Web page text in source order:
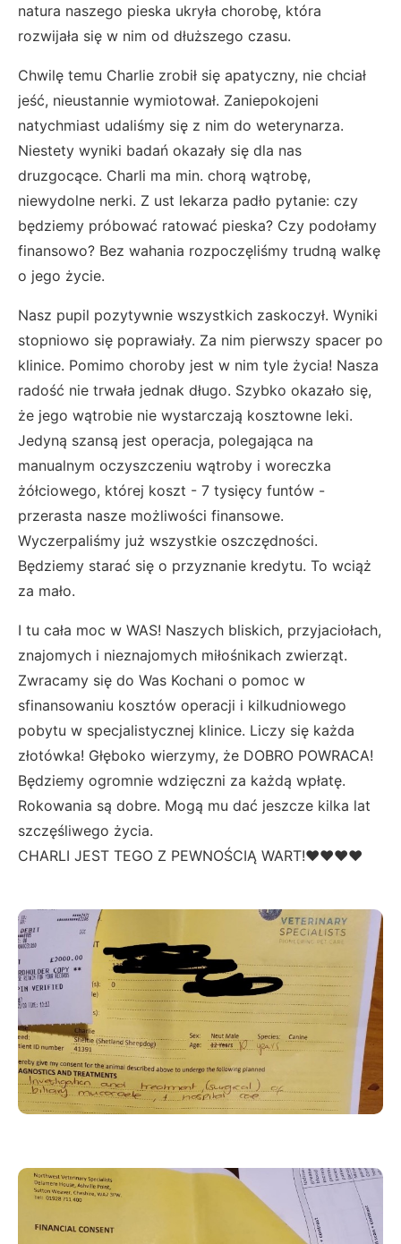
natura naszego pieska ukryła chorobę, która
rozwijała się w nim od dłuższego czasu.
Chwilę temu Charlie zrobił się apatyczny, nie chciał
jeść, nieustannie wymiotował. Zaniepokojeni
natychmiast udaliśmy się z nim do weterynarza.
Niestety wyniki badań okazały się dla nas
druzgocące. Charli ma min. chorą wątrobę,
niewydolne nerki. Z ust lekarza padło pytanie: czy
będziemy próbować ratować pieska? Czy podołamy
finansowo? Bez wahania rozpoczęliśmy trudną walkę
o jego życie.
Nasz pupil pozytywnie wszystkich zaskoczył. Wyniki
stopniowo się poprawiały. Za nim pierwszy spacer po
klinice. Pomimo choroby jest w nim tyle życia! Nasza
radość nie trwała jednak długo. Szybko okazało się,
że jego wątrobie nie wystarczają kosztowne leki.
Jedyną szansą jest operacja, polegająca na
manualnym oczyszczeniu wątroby i woreczka
żółciowego, której koszt - 7 tysięcy funtów -
przerasta nasze możliwości finansowe.
Wyczerpaliśmy już wszystkie oszczędności.
Będziemy starać się o przyznanie kredytu. To wciąż
za mało.
I tu cała moc w WAS! Naszych bliskich, przyjaciołach,
znajomych i nieznajomych miłośnikach zwierząt.
Zwracamy się do Was Kochani o pomoc w
sfinansowaniu kosztów operacji i kilkudniowego
pobytu w specjalistycznej klinice. Liczy się każda
złotówka! Głęboko wierzymy, że DOBRO POWRACA!
Będziemy ogromnie wdzięczni za każdą wpłatę.
Rokowania są dobre. Mogą mu dać jeszcze kilka lat
szczęśliwego życia.
CHARLI JEST TEGO Z PEWNOŚCIĄ WART!❤️❤️❤️❤️